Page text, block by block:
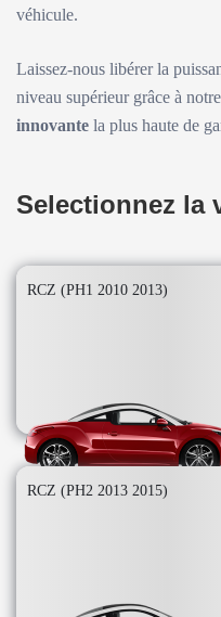
véhicule.
Laissez-nous libérer la
niveau supérieur grâce à
innovante la plus haute de
Selectionnez la
RCZ (PH1 2010 2013)
RCZ (PH2 2013 2015)